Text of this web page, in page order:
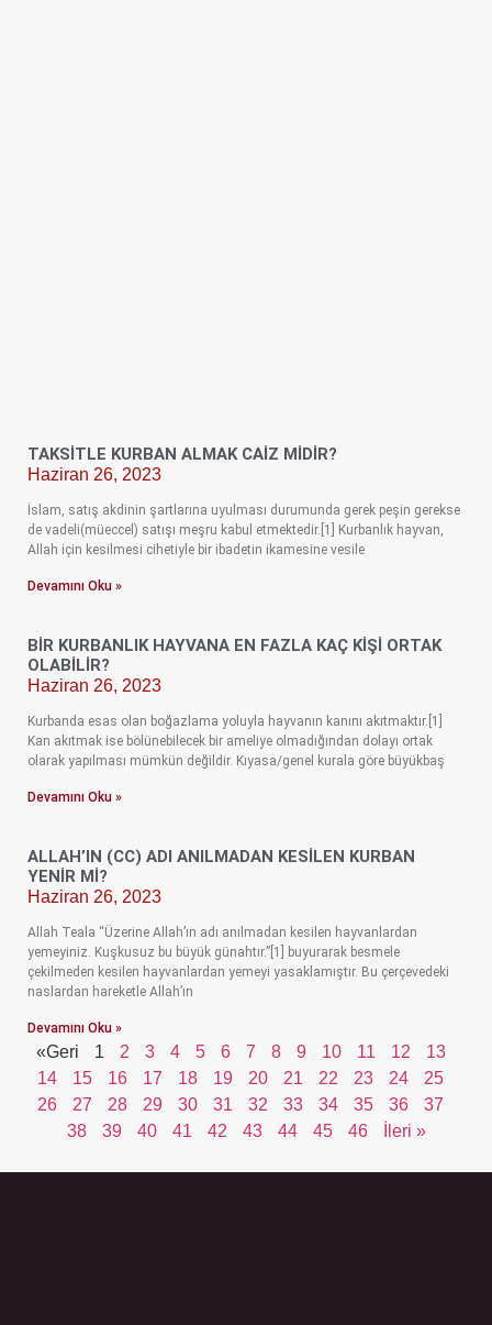
TAKSITLE KURBAN ALMAK CAIZ MIDIR?
Haziran 26, 2023
İslam, satış akdinin şartlarına uyulması durumunda gerek peşin gerekse
de vadeli(müeccel) satışı meşru kabul etmektedir.[1] Kurbanlık hayvan,
Allah için kesilmesi cihetiyle bir ibadetin ikamesine vesile
Devamını Oku »
BIR KURBANLIK HAYVANA EN FAZLA KAÇ KIŞI ORTAK
OLABILIR?
Haziran 26, 2023
Kurbanda esas olan boğazlama yoluyla hayvanın kanını akıtmaktır.[1]
Kan akıtmak ise bölünebilecek bir ameliye olmadığından dolayı ortak
olarak yapılması mümkün değildir. Kıyasa/genel kurala göre büyükbaş
Devamını Oku »
ALLAH’IN (CC) ADI ANILMADAN KESILEN KURBAN
YENIR MI?
Haziran 26, 2023
Allah Teala “Üzerine Allah’ın adı anılmadan kesilen hayvanlardan
yemeyiniz. Kuşkusuz bu büyük günahtır.”[1] buyurarak besmele
çekilmeden kesilen hayvanlardan yemeyi yasaklamıştır. Bu çerçevedeki
naslardan hareketle Allah’ın
Devamını Oku »
«Geri 1 2 3 4 5 6 7 8 9 10 11 12
13
14
15 16 17 18 19 20 21 22 23 24
25
26
27 28 29 30 31 32 33 34 35 36
37
38
39 40 41 42 43 44 45 46 İleri »